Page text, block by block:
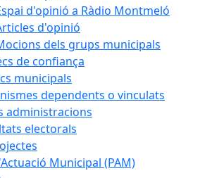
d'opinió a Ràdio Montmeló
d'opinió
dels grups municipals
de confiança
municipals
dependents o vinculats
administracions
electorals
Municipal (PAM)